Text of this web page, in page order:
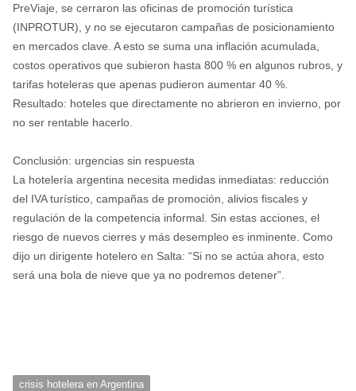
PreViaje, se cerraron las oficinas de promoción turística
(INPROTUR), y no se ejecutaron campañas de posicionamiento
en mercados clave. A esto se suma una inflación acumulada,
costos operativos que subieron hasta 800 % en algunos rubros, y
tarifas hoteleras que apenas pudieron aumentar 40 %.
Resultado: hoteles que directamente no abrieron en invierno, por
no ser rentable hacerlo.
Conclusión: urgencias sin respuesta
La hotelería argentina necesita medidas inmediatas: reducción
del IVA turístico, campañas de promoción, alivios fiscales y
regulación de la competencia informal. Sin estas acciones, el
riesgo de nuevos cierres y más desempleo es inminente. Como
dijo un dirigente hotelero en Salta: “Si no se actúa ahora, esto
será una bola de nieve que ya no podremos detener”.
crisis hotelera en Argentina